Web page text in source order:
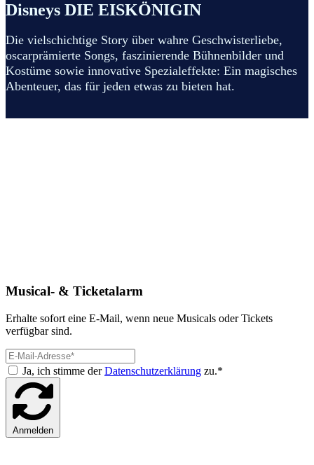
Disneys DIE EISKÖNIGIN
Die vielschichtige Story über wahre Geschwisterliebe,
oscarprämierte Songs, faszinierende Bühnenbilder und
Kostüme sowie innovative Spezialeffekte: Ein magisches
Abenteuer, das für jeden etwas zu bieten hat.
Musical- & Ticketalarm
Erhalte sofort eine E-Mail, wenn neue Musicals oder Tickets
verfügbar sind.
Ja, ich stimme derDatenschutzerklärung zu.*
Anmelden